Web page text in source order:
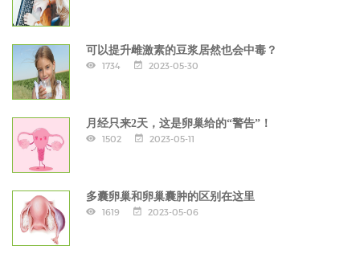
可以提升雌激素的豆浆居然也会中毒？
1734 2023-05-30
月经只来2天，这是卵巢给的“警告”！
1502 2023-05-11
多囊卵巢和卵巢囊肿的区别在这里
1619 2023-05-06